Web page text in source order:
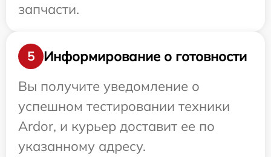
запчасти.
5
Информирование о готовности
Вы получите уведомление о
успешном тестировании техники
Ardor, и курьер доставит ее по
указанному адресу.